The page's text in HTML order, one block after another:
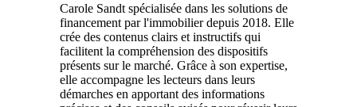
Carole Sandt spécialisée dans les solutions de
financement par l'immobilier depuis 2018. Elle
crée des contenus clairs et instructifs qui
facilitent la compréhension des dispositifs
présents sur le marché. Grâce à son expertise,
elle accompagne les lecteurs dans leurs
démarches en apportant des informations